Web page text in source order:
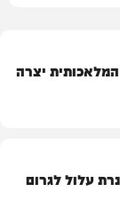
יצרה
עלול לגרום